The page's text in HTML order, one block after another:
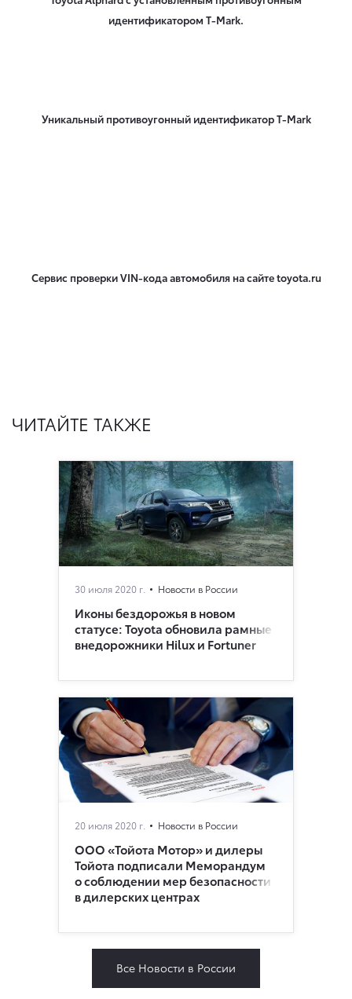
идентификатором T-Mark.
Уникальный противоугонный идентификатор T-Mark
Сервис проверки VIN-кода автомобиля на сайте toyota.ru
ЧИТАЙТЕ ТАКЖЕ
30 июля 2020 г. Новости в России
Иконы бездорожья в новом
статусе: Toyota обновила рамные
внедорoжники Hilux и Fortuner
20 июля 2020 г. Новости в России
ООО «Тойота Мотор» и дилеры
Тойота подписали Меморандум
о соблюдении мер безопасности
в дилерских центрах
Все Новости в России